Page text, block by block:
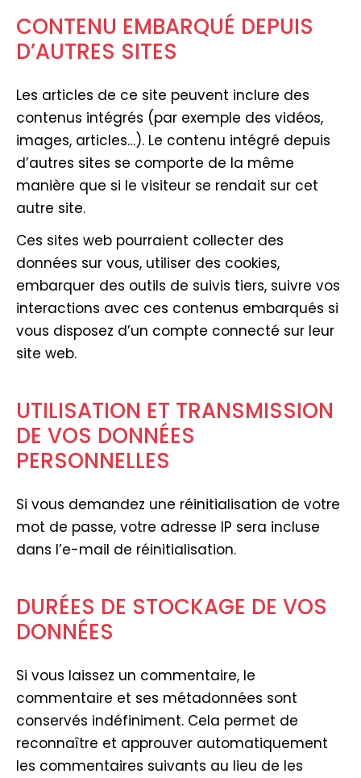
CONTENU EMBARQUÉ DEPUIS
D’AUTRES SITES
Les articles de ce site peuvent inclure des
contenus intégrés (par exemple des vidéos,
images, articles…). Le contenu intégré depuis
d’autres sites se comporte de la même
manière que si le visiteur se rendait sur cet
autre site.
Ces sites web pourraient collecter des
données sur vous, utiliser des cookies,
embarquer des outils de suivis tiers, suivre vos
interactions avec ces contenus embarqués si
vous disposez d’un compte connecté sur leur
site web.
UTILISATION ET TRANSMISSION
DE VOS DONNÉES
PERSONNELLES
Si vous demandez une réinitialisation de votre
mot de passe, votre adresse IP sera incluse
dans l’e-mail de réinitialisation.
DURÉES DE STOCKAGE DE VOS
DONNÉES
Si vous laissez un commentaire, le
commentaire et ses métadonnées sont
conservés indéfiniment. Cela permet de
reconnaître et approuver automatiquement
les commentaires suivants au lieu de les